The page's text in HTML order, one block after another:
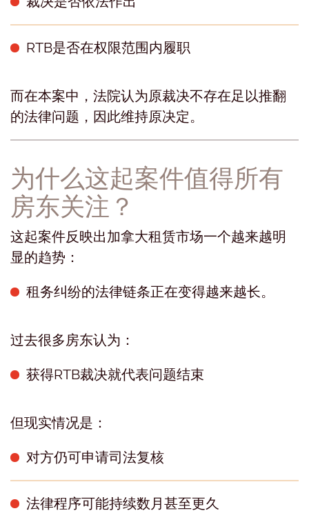
RTB是否在权限范围内履职
而在本案中，法院认为原裁决不存在足以推翻
的法律问题，因此维持原决定。
为什么这起案件值得所有
房东关注？
这起案件反映出加拿大租赁市场一个越来越明
显的趋势：
租务纠纷的法律链条正在变得越来越长。
过去很多房东认为：
获得RTB裁决就代表问题结束
但现实情况是：
对方仍可申请司法复核
法律程序可能持续数月甚至更久